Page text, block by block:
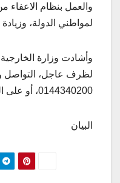
والعمل بنظام الاعفاء
لمواطني الدولة،
وأشادت وزارة
لظرف عاجل، التواصل
0144340200، أو على الموبايل: 0033642697327
البيان